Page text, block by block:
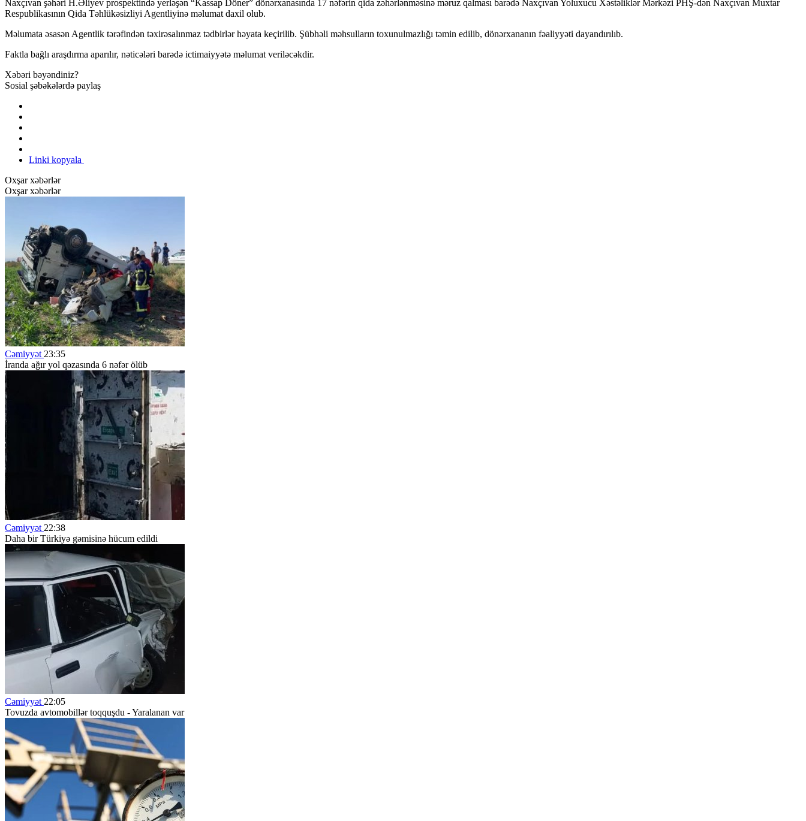
Naxçıvan şəhəri H.Əliyev prospektində yerləşən “Kassap Döner” dönərxanasında 17 nəfərin qida zəhərlənməsinə məruz qalması barədə Naxçıvan Yoluxucu Xəstəliklər Mərkəzi PHŞ-dən Naxçıvan Muxtar
Respublikasının Qida Təhlükəsizliyi Agentliyinə məlumat daxil olub.
Məlumata əsasən Agentlik tərəfindən təxirəsalınmaz tədbirlər həyata keçirilib. Şübhəli məhsulların toxunulmazlığı təmin edilib, dönərxananın fəaliyyəti dayandırılıb.
Faktla bağlı araşdırma aparılır, nəticələri barədə ictimaiyyətə məlumat veriləcəkdir.
Xəbəri bəyəndiniz?
Sosial şəbəkələrdə paylaş
Linki kopyala
Oxşar xəbərlər
Oxşar xəbərlər
Cəmiyyət 23:35
İranda ağır yol qəzasında 6 nəfər ölüb
Cəmiyyət 22:38
Daha bir Türkiyə gəmisinə hücum edildi
Cəmiyyət 22:05
Tovuzda avtomobillər toqquşdu - Yaralanan var